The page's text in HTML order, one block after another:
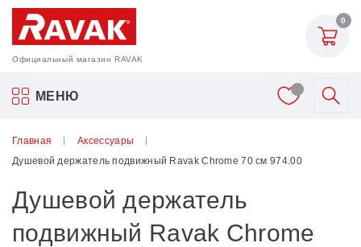
Официальный магазин RAVAK
0
МЕНЮ
Акриловые ванны Ravak
Главная
Аксессуары
Душевой держатель подвижный Ravak Chrome 70 см 974.00
Душевой держатель
подвижный Ravak Chrome